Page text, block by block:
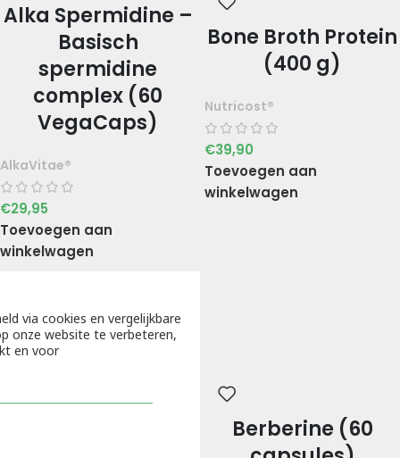
Alka Spermidine –
Basisch
spermidine
complex (60
VegaCaps)
AlkaVitae®
€29,95
Toevoegen aan
winkelwagen
Bone Broth Protein
(400 g)
Nutricost®
€39,90
Toevoegen aan
winkelwagen
Berberine (60
via cookies en vergelijkbare
onze website te verbeteren,
en voor